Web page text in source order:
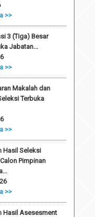
>>
3 (Tiga) Besar
Jabatan...
>>
Makalah dan
Terbuka
>>
Hasil Seleksi
Pimpinan
>>
Hasil Asesesment